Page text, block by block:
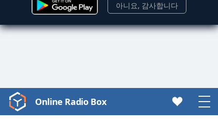
아니요, 감사합니다
Video
Player
Online Radio Box